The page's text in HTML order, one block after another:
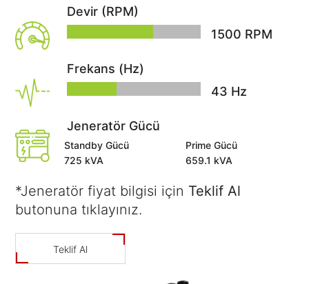
Politikamız
Sosyal
Kariyer
Kalite
Teknik
Dokümanlar
Jeneratörler
Kaynak
Jeneratörleri
Pompaları
Işık
Jeneratörleri
Alternatörler
Çözümler
Senkron
Sistemler
Merkezi
Çözümleri
Telekom
Çözümleri
Kojenerasyon
Trijenerasyon
Sismik
Jeneratör
Çözümleri
Uzaktan
İzleme,
Aktüel
İletişim
Sonrası
Hizmetler
TR
Devir (RPM)
1500 RPM
Frekans (Hz)
45Hz
Jeneratör Gücü
Standby Gücü
725 kVA
Prime Gücü
659.1 kVA
*Jeneratör fiyat bilgisi için Teklif Al
butonuna tıklayınız.
Teklif Al